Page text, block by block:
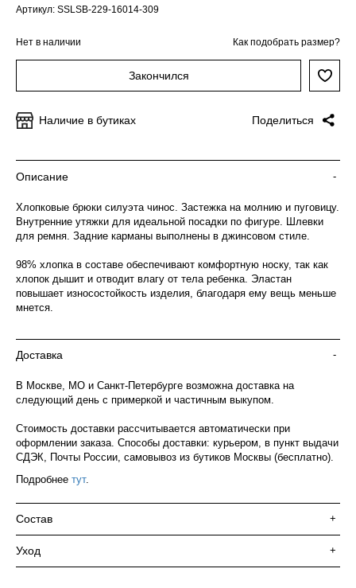
Артикул: SSLSB-229-16014-309
Нет в наличии Как подобрать размер?
Закончился
Наличие в бутиках Поделиться
Описание -
Хлопковые брюки силуэта чинос. Застежка на молнию и пуговицу.
Внутренние утяжки для идеальной посадки по фигуре. Шлевки
для ремня. Задние карманы выполнены в джинсовом стиле.
98% хлопка в составе обеспечивают комфортную носку, так как
хлопок дышит и отводит влагу от тела ребенка. Эластан
повышает износостойкость изделия, благодаря ему вещь меньше
мнется.
Доставка -
В Москве, МО и Санкт-Петербурге возможна доставка на
следующий день с примеркой и частичным выкупом.
Стоимость доставки рассчитывается автоматически при
оформлении заказа. Способы доставки: курьером, в пункт выдачи
СДЭК, Почты России, самовывоз из бутиков Москвы (бесплатно).
Подробнее тут.
Состав +
Уход +